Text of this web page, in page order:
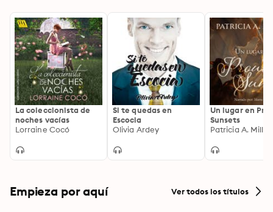
La coleccionista de
noches vacías
Lorraine Cocó
Si te quedas en
Escocia
Olivia Ardey
Un lugar en
Sunsets
Patricia A. Miller
Empieza por aquí Ver todos los títulos